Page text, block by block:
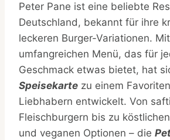
Peter Pane ist eine beliebte
Deutschland, bekannt für ihre
leckeren Burger-Variationen.
umfangreichen Menü, das für
Geschmack etwas bietet, hat
Speisekarte zu einem
Liebhabern entwickelt. Von
Fleischburgern bis zu
und veganen Optionen – die